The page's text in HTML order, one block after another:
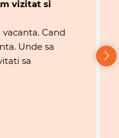
vizitat si
Cand
Unde sa
sa